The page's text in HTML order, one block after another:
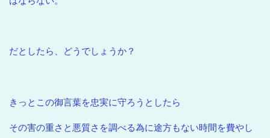
だとしたら、どうでしょうか？
きっとこの御言葉を忠実に守ろうとしたら
その害の重さと悪質さを調べる為に途方もない時間を費やし